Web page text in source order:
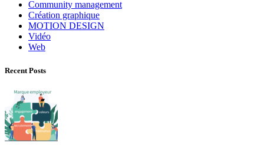
Community management
Création graphique
MOTION DESIGN
Vidéo
Web
Recent Posts